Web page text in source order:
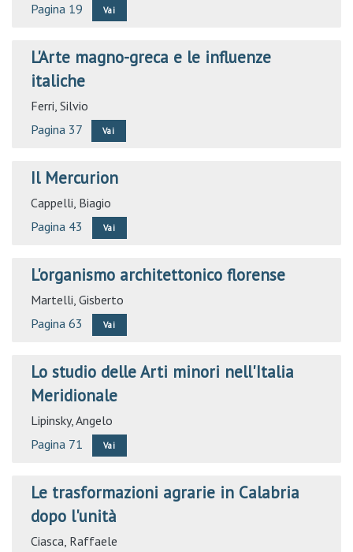
Pagina 19
Vai
L'Arte magno-greca e le influenze
italiche
Ferri, Silvio
Pagina 37
Vai
Il Mercurion
Cappelli, Biagio
Pagina 43
Vai
L'organismo architettonico florense
Martelli, Gisberto
Pagina 63
Vai
Lo studio delle Arti minori nell'Italia
Meridionale
Lipinsky, Angelo
Pagina 71
Vai
Le trasformazioni agrarie in Calabria
dopo l'unità
Ciasca, Raffaele